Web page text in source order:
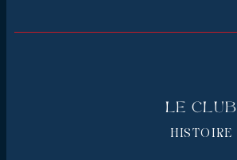
Le Club
HISTOIRE